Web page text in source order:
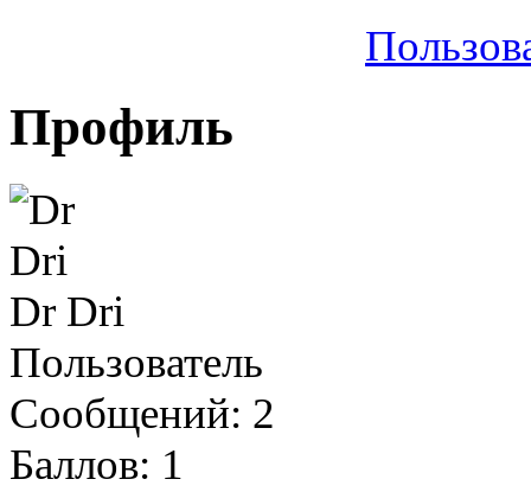
Профиль
Dr Dri
Пользователь
Сообщений: 2
Баллов: 1